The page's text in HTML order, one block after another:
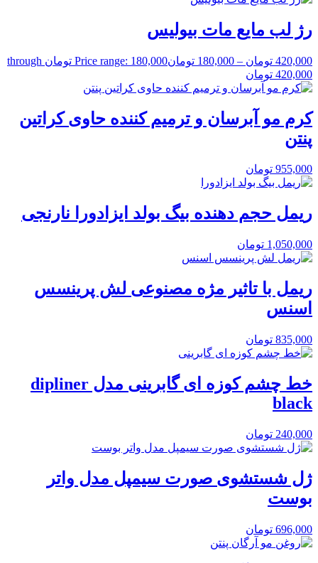
رژ لب مایع مات بیولیس
420,000 تومان –
180,000 تومان
Price range: 180,000 تومان through
420,000 تومان
کرم مو آبرسان و ترمیم کننده حاوی کراتین
پنتن
955,000 تومان
ریمل حجم دهنده بیگ بولد ایزادورا نارنجی
1,050,000 تومان
ریمل با تاثیر مژه مصنوعی لش پرینسس
اسنس
835,000 تومان
خط چشم کوزه ای گابرینی مدل dipliner
black
240,000 تومان
ژل شستشوی صورت سیمپل مدل واتر
بوست
696,000 تومان